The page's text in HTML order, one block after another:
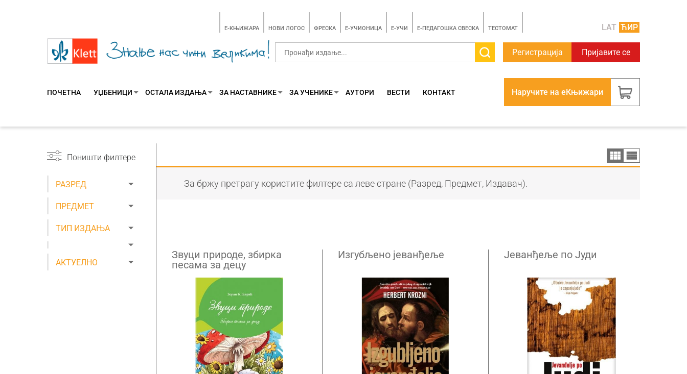
E-КЊИЖАРА НОВИ ЛОГОС ФРЕСКА E-УЧИОНИЦА E-УЧИ Е-ПЕДАГОШКА СВЕСКА TЕСТОМАТ LAT ЋИР
Регистрација Пријавите се
ПОЧЕТНА УЏБЕНИЦИ ОСТАЛА ИЗДАЊА ЗА НАСТАВНИКЕ ЗА УЧЕНИКЕ АУТОРИ ВЕСТИ КОНТАКТ Наручите на еКњижари
Поништи филтере
РАЗРЕД
ПРЕДМЕТ
ТИП ИЗДАЊА
АКТУЕЛНО
За бржу претрагу користите филтере са леве стране (Разред, Предмет, Издавач).
Звуци природе, збирка
песама за децу
Изгубљено јеванђеље Јеванђеље по Јуди